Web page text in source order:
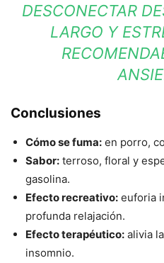
DESCONECTAR
LARGO Y
Conclusiones
Cómo se fuma: en porro,
Sabor: terroso, floral y
gasolina.
Efecto recreativo: euforia
profunda relajación.
Efecto terapéutico: alivia
insomnio.